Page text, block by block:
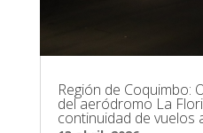
Región de Coquimbo:
del aeródromo La
continuidad de vuelos